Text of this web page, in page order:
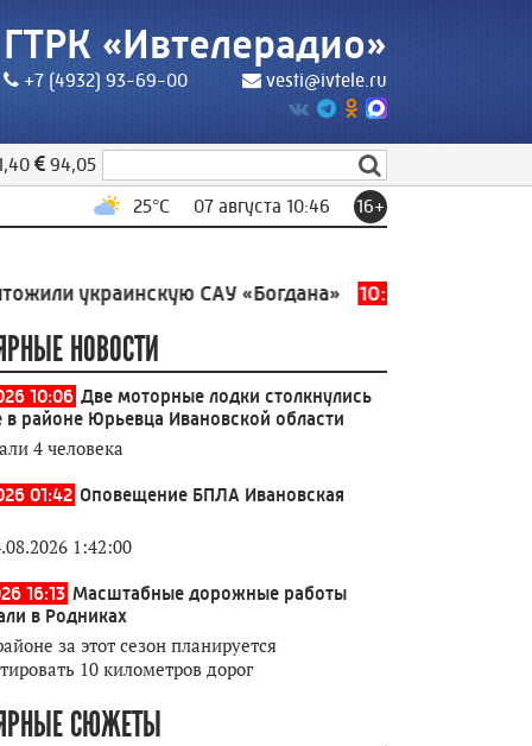
ГТРК «Ивтелерадио»
+7 (4932) 93-69-00 vesti@ivtele.ru
94,05
25°C 07 августа 10:46 16+
САУ «Богдана» 10:02 Лауреатами
НОВОСТИ
10:06 Две моторные лодки столкнулись
в районе Юрьевца Ивановской области
4 человека
01:42 Оповещение БПЛА Ивановская
1:42:00
16:13 Масштабные дорожные работы
в Родниках
за этот сезон планируется
10 километров дорог
СЮЖЕТЫ